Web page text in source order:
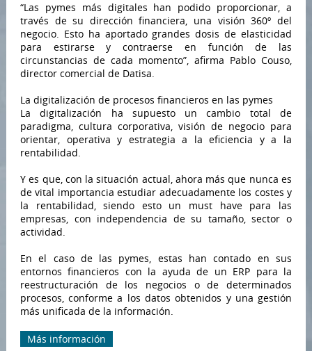
“Las pymes más digitales han podido proporcionar, a
través de su dirección financiera, una visión 360º del
negocio. Esto ha aportado grandes dosis de elasticidad
para estirarse y contraerse en función de las
circunstancias de cada momento”, afirma Pablo Couso,
director comercial de Datisa.
La digitalización de procesos financieros en las pymes
La digitalización ha supuesto un cambio total de
paradigma, cultura corporativa, visión de negocio para
orientar, operativa y estrategia a la eficiencia y a la
rentabilidad.
Y es que, con la situación actual, ahora más que nunca es
de vital importancia estudiar adecuadamente los costes y
la rentabilidad, siendo esto un must have para las
empresas, con independencia de su tamaño, sector o
actividad.
En el caso de las pymes, estas han contado en sus
entornos financieros con la ayuda de un ERP para la
reestructuración de los negocios o de determinados
procesos, conforme a los datos obtenidos y una gestión
más unificada de la información.
Más información